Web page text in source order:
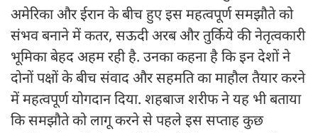
अमेरिका और ईरान के बीच हुए इस महत्वपूर्ण समझौते को
संभव बनाने में कतर, सऊदी अरब और तुर्किये की नेतृत्वकारी
भूमिका बेहद अहम रही है. उनका कहना है कि इन देशों ने
दोनों पक्षों के बीच संवाद और सहमति का माहौल तैयार करने
में महत्वपूर्ण योगदान दिया. शहबाज शरीफ ने यह भी बताया
कि समझौते को लागू करने से पहले इस सप्ताह कुछ